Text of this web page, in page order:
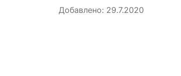
Добавлено: 29.7.2020